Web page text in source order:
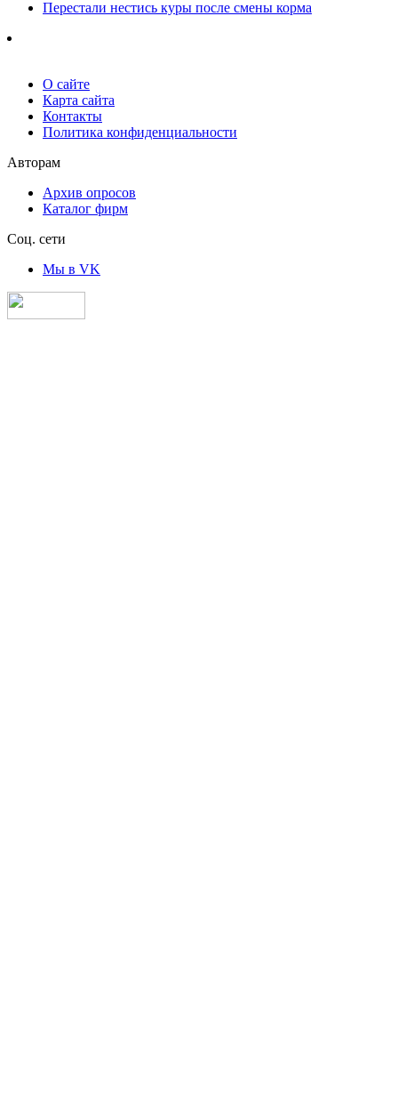
Перестали нестись куры после смены корма
О сайте
Карта сайта
Контакты
Политика конфиденциальности
Авторам
Архив опросов
Каталог фирм
Соц. сети
Мы в VK